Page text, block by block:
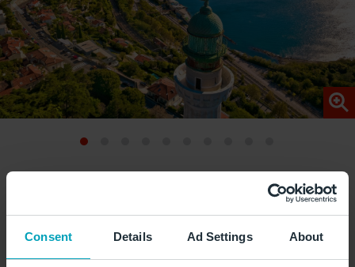
Consent Details Ad Settings About
In Triest liegt Meeresduft in der Luft: Also,
Badesachen nicht vergessen und das maritime Flair
an den Strandpromenaden der Adria genießen! ©
xbrchx/stock.adobe.com